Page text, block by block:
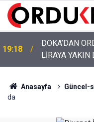
12:46
YENİ
KADROSU
Anasayfa Güncel-
da